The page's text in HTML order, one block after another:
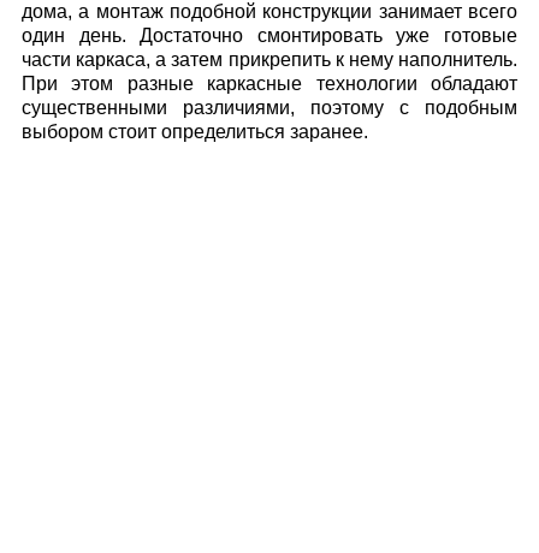
дома, а монтаж подобной конструкции занимает всего
один день. Достаточно смонтировать уже готовые
части каркаса, а затем прикрепить к нему наполнитель.
При этом разные каркасные технологии обладают
существенными различиями, поэтому с подобным
выбором стоит определиться заранее.